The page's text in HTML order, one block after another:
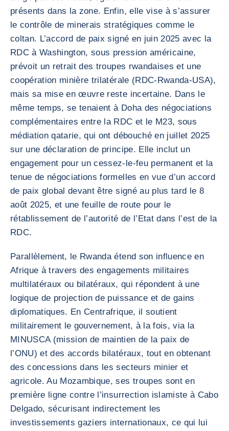
présents dans la zone. Enfin, elle vise à s’assurer
le contrôle de minerais stratégiques comme le
coltan. L’accord de paix signé en juin 2025 avec la
RDC à Washington, sous pression américaine,
prévoit un retrait des troupes rwandaises et une
coopération minière trilatérale (RDC-Rwanda-USA),
mais sa mise en œuvre reste incertaine. Dans le
même temps, se tenaient à Doha des négociations
complémentaires entre la RDC et le M23, sous
médiation qatarie, qui ont débouché en juillet 2025
sur une déclaration de principe. Elle inclut un
engagement pour un cessez-le-feu permanent et la
tenue de négociations formelles en vue d’un accord
de paix global devant être signé au plus tard le 8
août 2025, et une feuille de route pour le
rétablissement de l’autorité de l’Etat dans l’est de la
RDC.
Parallèlement, le Rwanda étend son influence en
Afrique à travers des engagements militaires
multilatéraux ou bilatéraux, qui répondent à une
logique de projection de puissance et de gains
diplomatiques. En Centrafrique, il soutient
militairement le gouvernement, à la fois, via la
MINUSCA (mission de maintien de la paix de
l’ONU) et des accords bilatéraux, tout en obtenant
des concessions dans les secteurs minier et
agricole. Au Mozambique, ses troupes sont en
première ligne contre l’insurrection islamiste à Cabo
Delgado, sécurisant indirectement les
investissements gaziers internationaux, ce qui lui